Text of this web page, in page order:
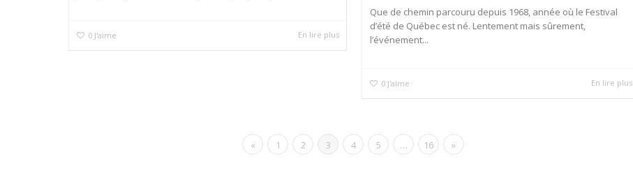
0 J'aime En lire plus
Que de chemin parcouru depuis 1968, année où le Festival
d’été de Québec est né. Lentement mais sûrement,
l’événement...
0 J'aime En lire plus
« 1 2 3 4 5 … 16 »